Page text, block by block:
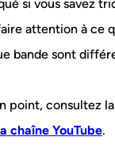
si vous savez
attention à ce
bande sont
point, consultez
chaîne YouTube.